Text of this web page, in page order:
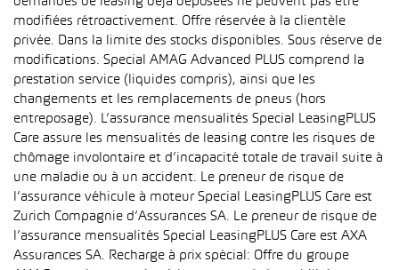
modifiées rétroactivement. Offre réservée à la clientèle
privée. Dans la limite des stocks disponibles. Sous réserve de
modifications. Special AMAG Advanced PLUS comprend la
prestation service (liquides compris), ainsi que les
changements et les remplacements de pneus (hors
entreposage). L’assurance mensualités Special LeasingPLUS
Care assure les mensualités de leasing contre les risques de
chômage involontaire et d’incapacité totale de travail suite à
une maladie ou à un accident. Le preneur de risque de
l’assurance véhicule à moteur Special LeasingPLUS Care est
Zurich Compagnie d’Assurances SA. Le preneur de risque de
l’assurance mensualités Special LeasingPLUS Care est AXA
Assurances SA. Recharge à prix spécial: Offre du groupe